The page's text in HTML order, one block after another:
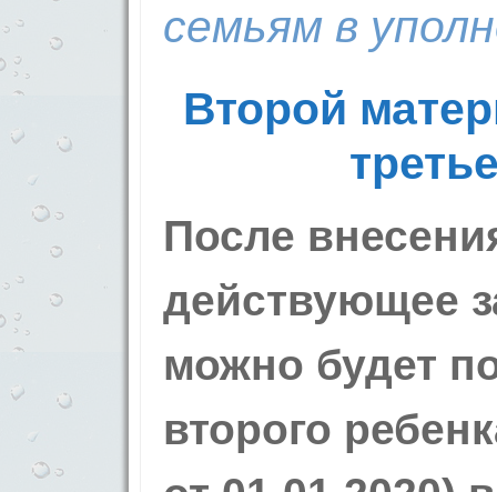
семьям в
Второй
После
действующее
можно будет
второго